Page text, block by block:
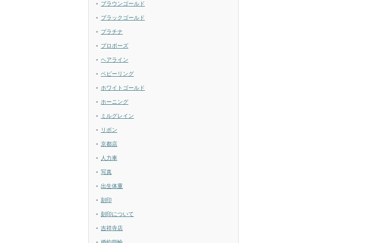
ブラウンゴールド
ブラックゴールド
プラチナ
プロポーズ
ヘアライン
ベビーリング
ホワイトゴールド
ホーニング
ミルグレイン
リボン
京都店
人力車
写真
出生体重
刻印
刻印について
吉祥寺店